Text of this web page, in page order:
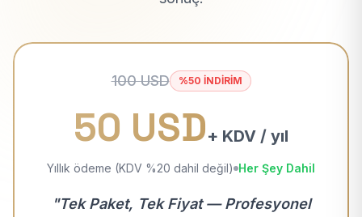
100 USD %50 İNDİRİM
50 USD+ KDV / yıl
Yıllık ödeme (KDV %20 dahil değil) Her Şey Dahil
"Tek Paket, Tek Fiyat — Profesyonel